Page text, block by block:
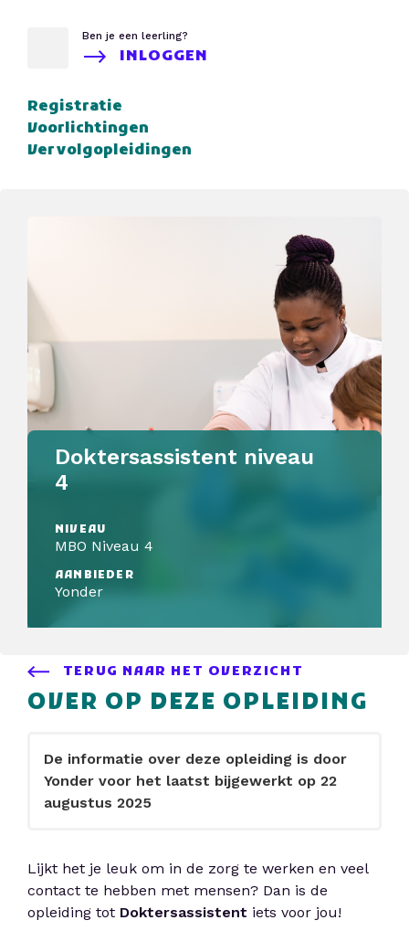
Ben je een leerling?
INLOGGEN
Registratie
Voorlichtingen
Vervolgopleidingen
Doktersassistent niveau
4
NIVEAU
MBO Niveau 4
AANBIEDER
Yonder
TERUG NAAR HET OVERZICHT
OVER OP DEZE OPLEIDING
De informatie over deze opleiding is door
Yonder voor het laatst bijgewerkt op 22
augustus 2025
Lijkt het je leuk om in de zorg te werken en veel
contact te hebben met mensen? Dan is de
opleiding tot Doktersassistent iets voor jou!